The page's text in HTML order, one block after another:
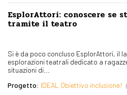
EsplorAttori: conoscere se
tramite il teatro
Si è da poco concluso EsplorAttori, il
esplorazioni teatrali dedicato a
situazioni di...
Progetto: IDEAL Obiettivo inclusione!